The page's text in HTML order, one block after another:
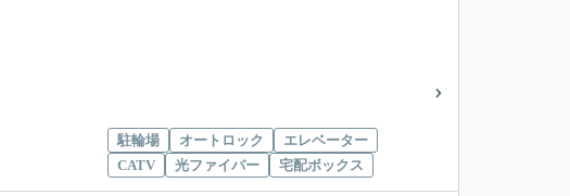
駐輪場 オートロック
エレベーター
CATV
光ファイバー 宅配ボックス